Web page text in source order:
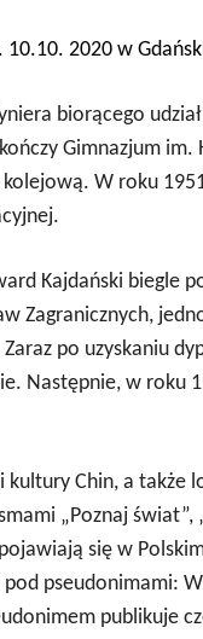
2020 w
biorącego
Gimnazjum im.
W roku
Kajdański biegle
Zagranicznych,
po uzyskaniu
Następnie, w roku
Chin, a także
„Poznaj świat”,
się w
pseudonimami:
publikuje